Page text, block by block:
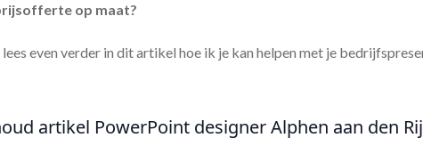
op maat?
even verder in dit artikel hoe ik je kan helpen met je
artikel PowerPoint designer Alphen aan den